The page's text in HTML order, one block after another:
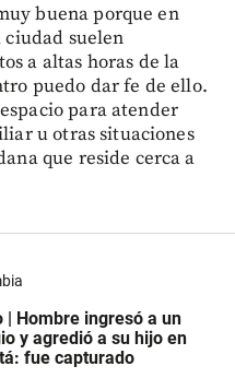
buena porque en
ciudad suelen
a altas horas de la
puedo dar fe de ello.
para atender
u otras situaciones
que reside cerca a
| Hombre ingresó a un
y agredió a su hijo en
fue capturado